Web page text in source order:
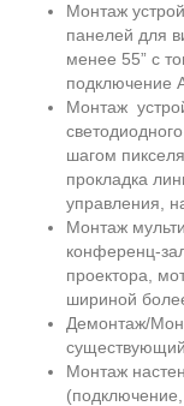
Монтаж
панелей для
менее 55” с
подключение
Монтаж
шагом
прокладка
управления,
Монтаж
конференц-
проектора,
шириной
Демонтаж/
Монтаж